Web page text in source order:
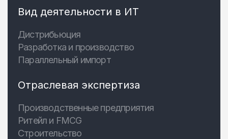
Вид деятельности в ИТ
Дистрибьюция
Разработка и производство
Параллельный импорт
Отраслевая экспертиза
Производственные предприятия
Ритейл и FMCG
Строительство